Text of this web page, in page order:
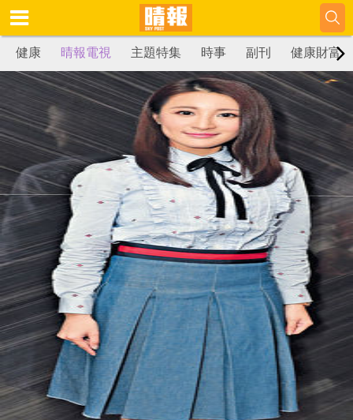
健康 晴報電視 主題特集 時事 副刊 健康財富